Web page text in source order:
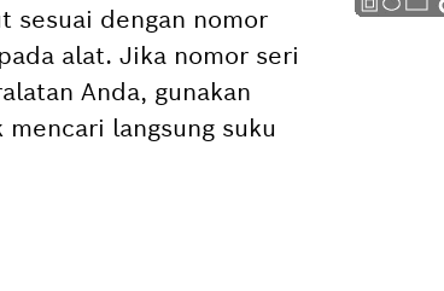
sesuai dengan nomor
alat. Jika nomor seri
Anda, gunakan
langsung suku